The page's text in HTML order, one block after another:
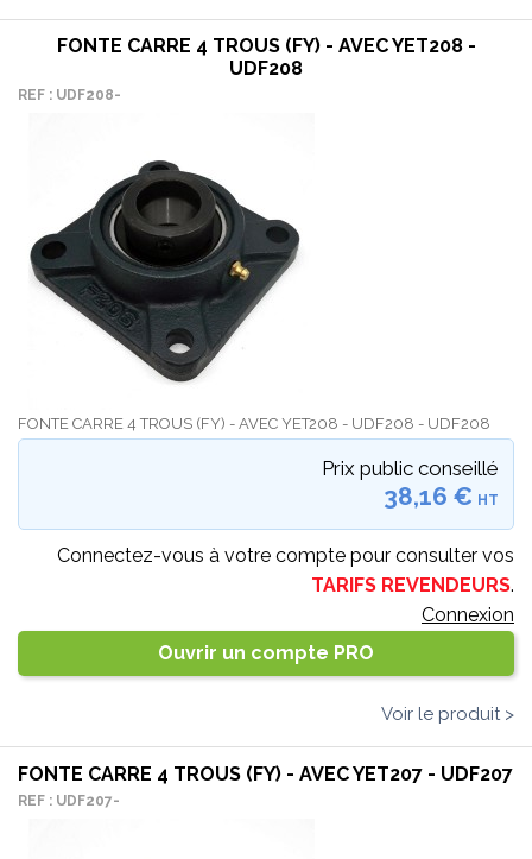
FONTE CARRE 4 TROUS (FY) - AVEC YET208 -
UDF208
REF : UDF208-
FONTE CARRE 4 TROUS (FY) - AVEC YET208 - UDF208 - UDF208
Prix public conseillé
38,16 € HT
Connectez-vous à votre compte pour consulter vos
TARIFS REVENDEURS.
Connexion
Ouvrir un compte PRO
Voir le produit >
FONTE CARRE 4 TROUS (FY) - AVEC YET207 - UDF207
REF : UDF207-